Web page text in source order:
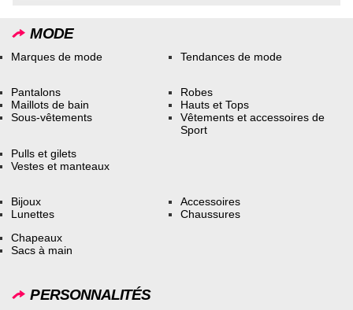
MODE
Marques de mode Tendances de mode
Pantalons
Maillots de bain
Sous-vêtements
Robes
Hauts et Tops
Vêtements et accessoires de
Sport
Pulls et gilets
Vestes et manteaux
Bijoux
Lunettes
Accessoires
Chaussures
Chapeaux
Sacs à main
PERSONNALITÉS